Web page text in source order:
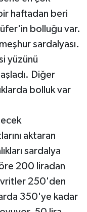
haftadan beri
bolluğu var.
sardalyası.
yüzünü
Diğer
bolluk var
aktaran
sardalya
200 liradan
250'den
350'ye kadar